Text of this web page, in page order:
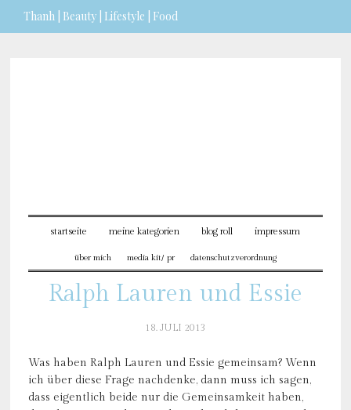
Thanh | Beauty | Lifestyle | Food
startseite meine kategorien blog roll impressum
über mich media kit/ pr datenschutzverordnung
Ralph Lauren und Essie
18. JULI 2013
Was haben Ralph Lauren und Essie gemeinsam? Wenn
ich über diese Frage nachdenke, dann muss ich sagen,
dass eigentlich beide nur die Gemeinsamkeit haben,